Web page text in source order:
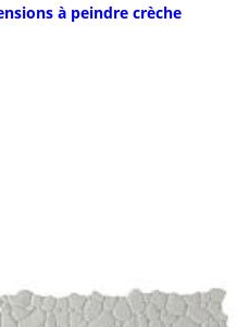
à peindre crèche